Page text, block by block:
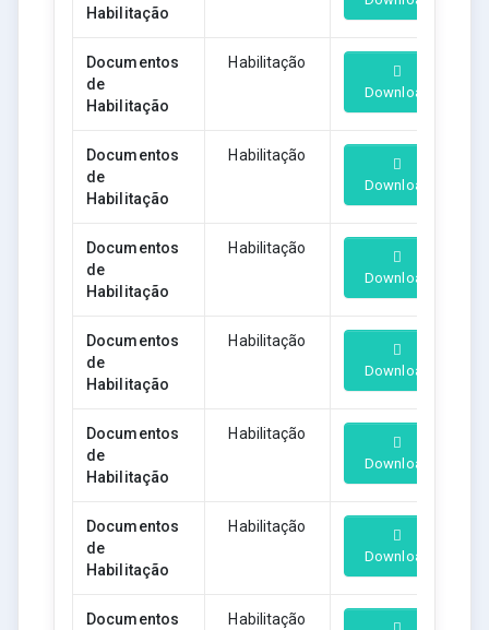
Habilitação
Documentos
de
Habilitação
Habilitação
Download
Documentos
de
Habilitação
Habilitação
Download
Documentos
de
Habilitação
Habilitação
Download
Documentos
de
Habilitação
Habilitação
Download
Documentos
de
Habilitação
Habilitação
Download
Documentos
de
Habilitação
Habilitação
Download
Documentos
Habilitação